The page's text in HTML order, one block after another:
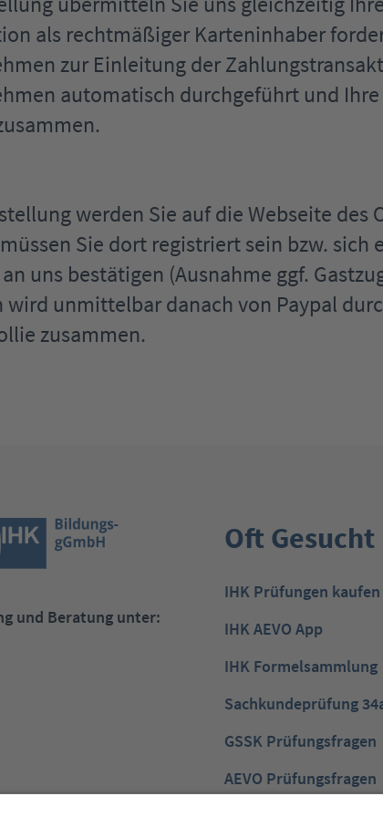
als rechtmäßiger Karteninhaber
zur Einleitung der
automatisch durchgeführt und
werden Sie auf die Webseite
Sie dort registriert sein bzw.
uns bestätigen (Ausnahme ggf.
unmittelbar danach von Paypal
zusammen.
und Beratung unter:
Oft Gesucht
IHK Prüfungen kaufen
IHK AEVO App
IHK Formelsammlung
Sachkundeprüfung
GSSK Prüfungsfragen
AEVO Prüfungsfragen